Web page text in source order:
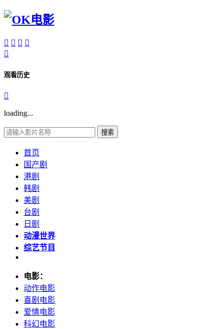
   

观看历史

loading...
搜索
首页
国产剧
港剧
韩剧
美剧
台剧
日剧
动漫世界
综艺节目
电影：
动作电影
喜剧电影
爱情电影
科幻电影